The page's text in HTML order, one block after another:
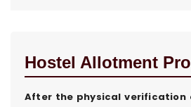
Hostel Allotment
After the physical verification